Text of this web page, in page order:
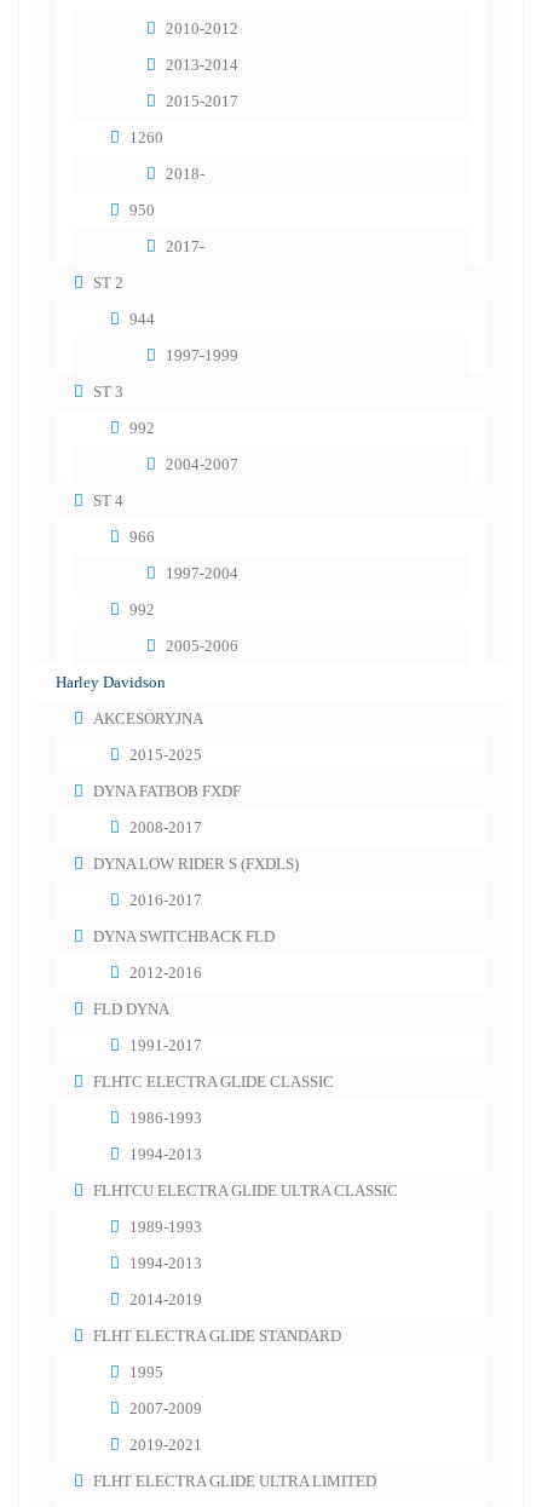
2010-2012
2013-2014
2015-2017
1260
2018-
950
2017-
ST 2
944
1997-1999
ST 3
992
2004-2007
ST 4
966
1997-2004
992
2005-2006
Harley Davidson
AKCESORYJNA
2015-2025
DYNA FATBOB FXDF
2008-2017
DYNA LOW RIDER S (FXDLS)
2016-2017
DYNA SWITCHBACK FLD
2012-2016
FLD DYNA
1991-2017
FLHTC ELECTRA GLIDE CLASSIC
1986-1993
1994-2013
FLHTCU ELECTRA GLIDE ULTRA CLASSIC
1989-1993
1994-2013
2014-2019
FLHT ELECTRA GLIDE STANDARD
1995
2007-2009
2019-2021
FLHT ELECTRA GLIDE ULTRA LIMITED